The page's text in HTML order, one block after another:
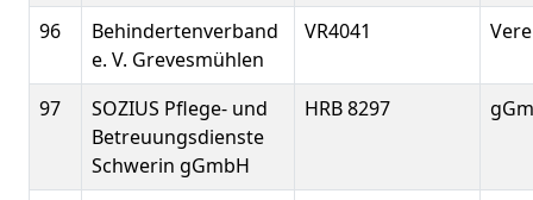
96
Behindertenverband
e. V. Grevesmühlen
VR4041
97
SOZIUS Pflege- und
Betreuungsdienste
Schwerin gGmbH
HRB 8297